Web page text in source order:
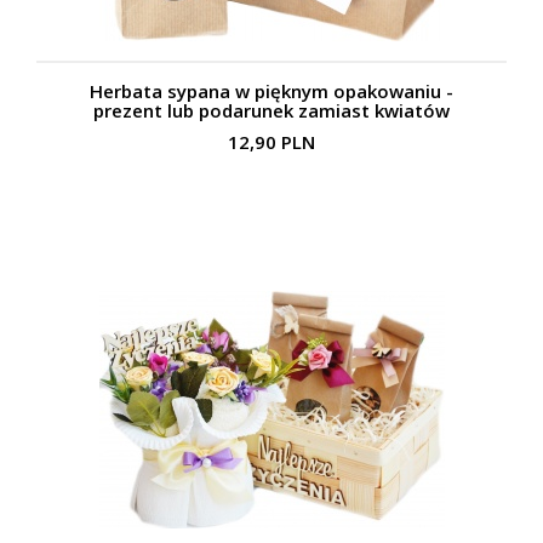
Herbata sypana w pięknym opakowaniu -
prezent lub podarunek zamiast kwiatów
12,90 PLN